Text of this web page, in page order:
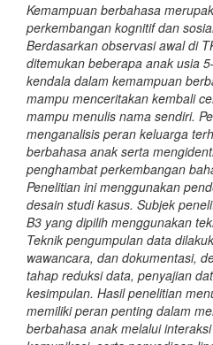
Kemampuan berbahasa
perkembangan kognitif dan
Berdasarkan observasi awal di
ditemukan beberapa anak usia
kendala dalam kemampuan
mampu menceritakan kembali
mampu menulis nama sendiri.
menganalisis peran keluarga
berbahasa anak serta
penghambat perkembangan
Penelitian ini menggunakan
desain studi kasus. Subjek
B3 yang dipilih menggunakan
Teknik pengumpulan data
wawancara, dan dokumentasi,
tahap reduksi data, penyajian
kesimpulan. Hasil penelitian
memiliki peran penting dalam
berbahasa anak melalui